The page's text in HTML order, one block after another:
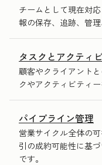
チームとして現在対
報の保存、追跡、管
タスクとアクティ
顧客やクライアント
クやアクティビティ
パイプライン管理
営業サイクル全体の
引の成約可能性に基
です。